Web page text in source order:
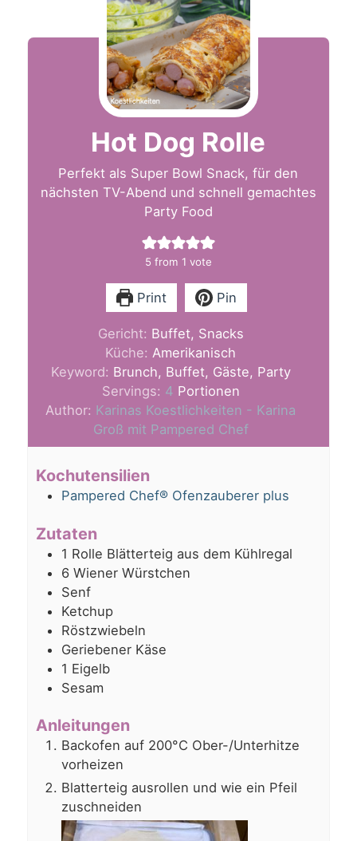
Hot Dog Rolle
Perfekt als Super Bowl Snack, für den
nächsten TV-Abend und schnell gemachtes
Party Food
5 from 1 vote
Print Pin
Gericht: Buffet, Snacks
Küche: Amerikanisch
Keyword: Brunch, Buffet, Gäste, Party
Servings: 4 Portionen
Author: Karinas Koestlichkeiten - Karina
Groß mit Pampered Chef
Kochutensilien
Pampered Chef® Ofenzauberer plus
Zutaten
1 Rolle Blätterteig aus dem Kühlregal
6 Wiener Würstchen
Senf
Ketchup
Röstzwiebeln
Geriebener Käse
1 Eigelb
Sesam
Anleitungen
Backofen auf 200°C Ober-/Unterhitze
vorheizen
Blatterteig ausrollen und wie ein Pfeil
zuschneiden